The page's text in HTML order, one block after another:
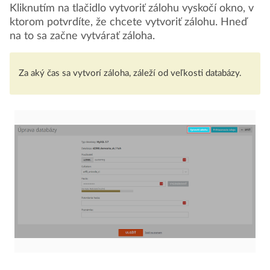
Kliknutím na tlačidlo vytvoriť zálohu vyskočí okno, v
ktorom potvrdíte, že chcete vytvoriť zálohu. Hneď
na to sa začne vytvárať záloha.
Za aký čas sa vytvorí záloha, záleží od veľkosti databázy.